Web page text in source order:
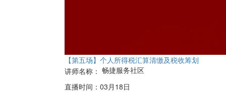
【第五场】个人所得税汇算清缴及税收筹划
讲师名称： 畅捷服务社区
直播时间： 03月18日